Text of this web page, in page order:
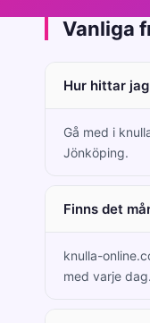
Vanliga
Hur hittar
Gå med i
Jönköping.
Finns det
knulla-
med varje dag.